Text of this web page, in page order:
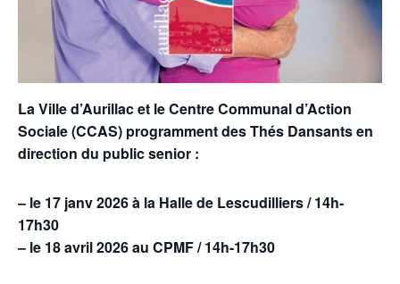
La Ville d’Aurillac et le Centre Communal d’Action
Sociale (CCAS) programment des Thés Dansants en
direction du public senior :
– le 17 janv 2026 à la Halle de Lescudilliers / 14h-
17h30
– le 18 avril 2026 au CPMF / 14h-17h30